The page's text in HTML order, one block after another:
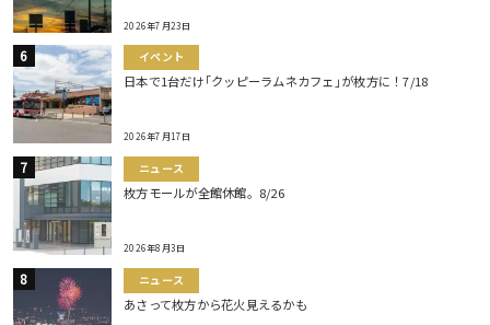
2026年7月23日
イベント
日本で1台だけ｢クッピーラムネカフェ｣が枚方に！7/18
2026年7月17日
ニュース
枚方モールが全館休館。8/26
2026年8月3日
ニュース
あさって枚方から花火見えるかも